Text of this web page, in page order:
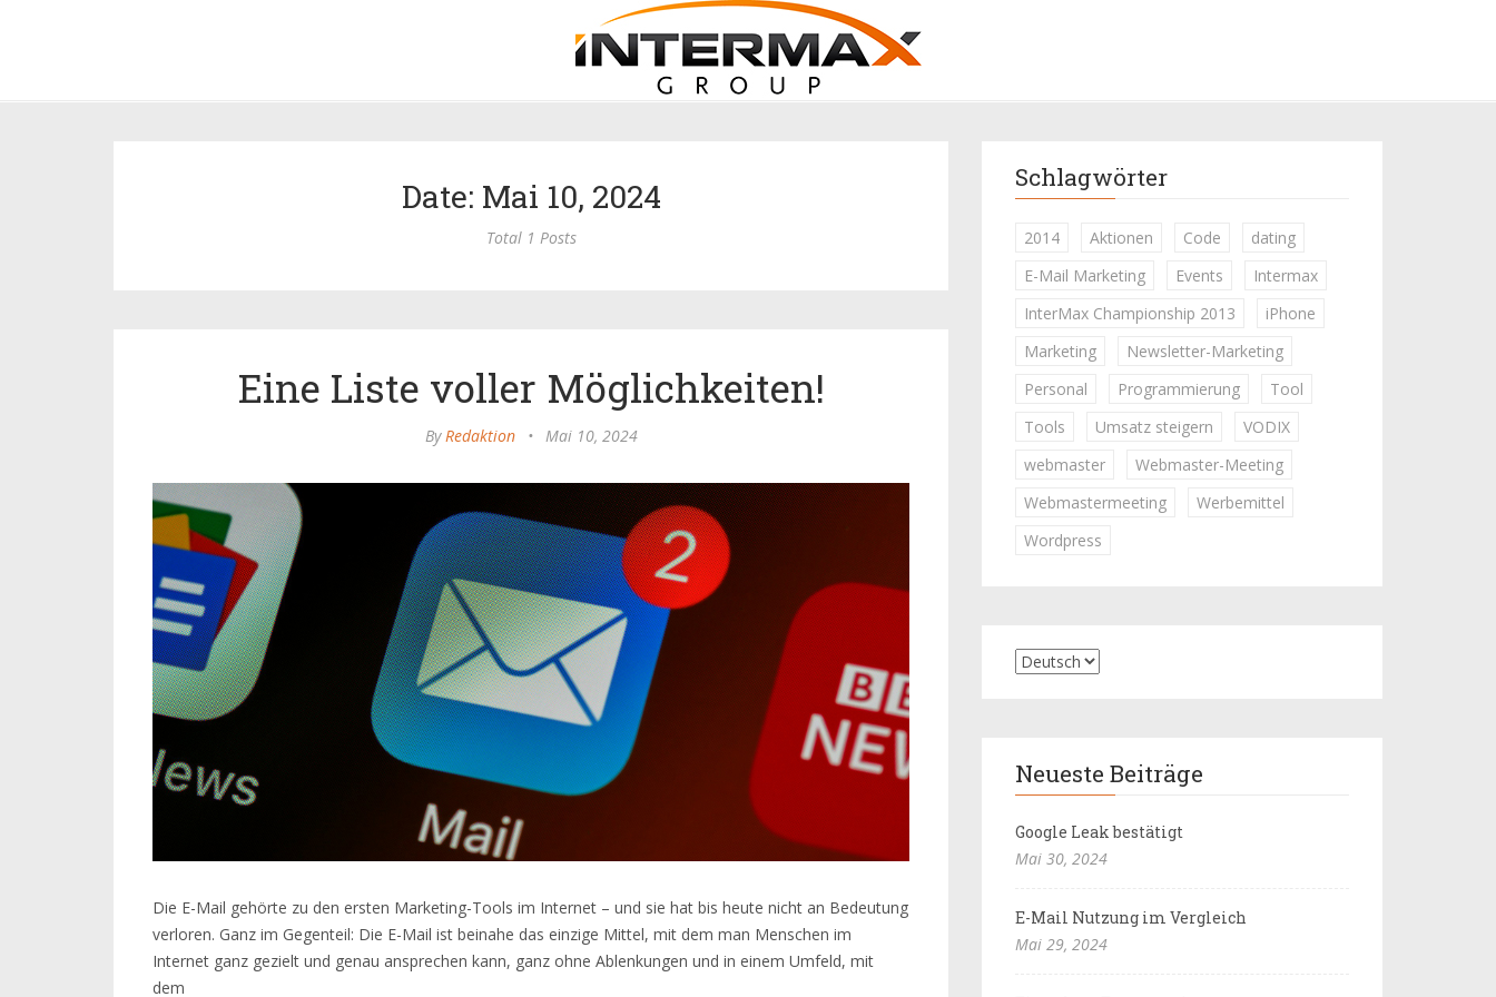
Date: Mai 10, 2024
Total 1 Posts
Eine Liste voller Möglichkeiten!
ByRedaktion • Mai 10, 2024
Die E-Mail gehörte zu den ersten Marketing-Tools im Internet – und sie hat bis heute nicht an Bedeutung
verloren. Ganz im Gegenteil: Die E-Mail ist beinahe das einzige Mittel, mit dem man Menschen im
Internet ganz gezielt und genau ansprechen kann, ganz ohne Ablenkungen und in einem Umfeld, mit
dem
Schlagwörter
2014 Aktionen Code
dating
E-Mail Marketing
Events
Intermax
InterMax Championship 2013
iPhone
Marketing
Newsletter-Marketing
Personal
Programmierung
Tool
Tools
Umsatz steigern
VODIX
webmaster
Webmaster-Meeting
Webmastermeeting
Werbemittel
Wordpress
Neueste Beiträge
Google Leak bestätigt
Mai 30, 2024
E-Mail Nutzung im Vergleich
Mai 29, 2024